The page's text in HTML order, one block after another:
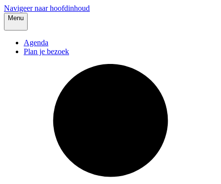
Navigeer naar hoofdinhoud
Menu
Agenda
Plan je bezoek